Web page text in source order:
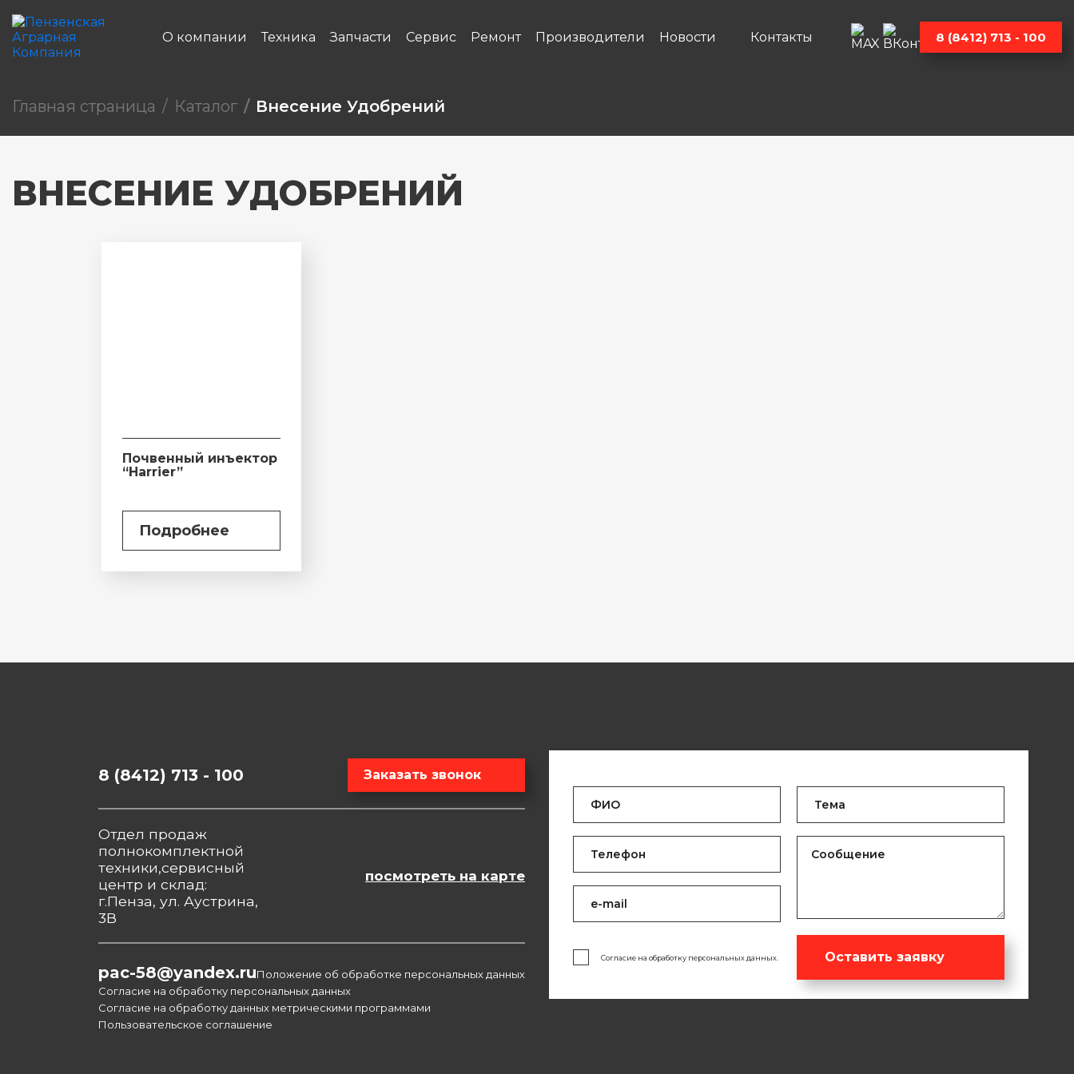
О компании Техника Запчасти Сервис Ремонт Производители Новости Контакты 8 (8412) 713 - 100
Главная страница Каталог Внесение Удобрений
ВНЕСЕНИЕ УДОБРЕНИЙ
Почвенный инъектор
“Harrier”
Подробнее
8 (8412) 713 - 100 Заказать звонок
Отдел продаж
полнокомплектной
техники,сервисный
центр и склад:
г.Пенза, ул. Аустрина,
3В
посмотреть на карте
pac-58@yandex.ruПоложение об обработке персональных данных
Согласие на обработку персональных данных
Согласие на обработку данных метрическими программами
Пользовательское соглашение
Согласие на обработку персональных данных. Оставить заявку